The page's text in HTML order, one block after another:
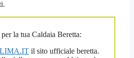
la tua Caldaia Beretta:
il sito ufficiale beretta.